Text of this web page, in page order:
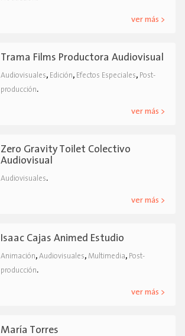
ver más >
Trama Films Productora Audiovisual
Audiovisuales, Edición, Efectos Especiales, Post-
producción.
ver más >
Zero Gravity Toilet Colectivo
Audiovisual
Audiovisuales.
ver más >
Isaac Cajas Animed Estudio
Animación, Audiovisuales, Multimedia, Post-
producción.
ver más >
María Torres